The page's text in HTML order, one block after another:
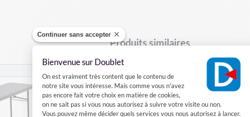
Continuer sans accepter
Bienvenue sur Doublet
Plateforme de Gestion du
On est vraiment très content que le contenu de
notre site vous intéresse. Mais comme vous n'avez
pas encore fait votre choix en matière de cookies,
on ne sait pas si vous nous autorisez à suivre votre visite ou non.
Vous pouvez même décider quels services vous nous autorisez à lancer.
Produits similaires